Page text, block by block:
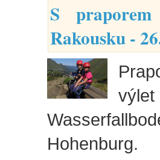
S
Rakousku -
Hohenburg.